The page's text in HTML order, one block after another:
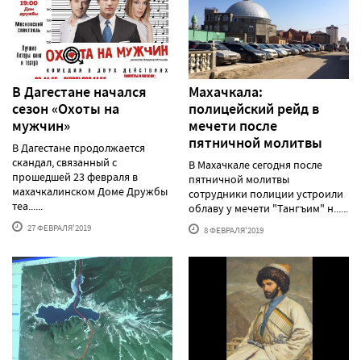
В Дагестане начался
сезон «Охоты на
мужчин»
В Дагестане продолжается
скандал, связанный с
прошедшей 23 февраля в
махачкалинском Доме Дружбы
теа......
27 ФЕВРАЛЯ'2019
Махачкала:
полицейский рейд в
мечети после
пятничной молитвы
В Махачкале сегодня после
пятничной молитвы
сотрудники полиции устроили
облаву у мечети "Тангъим" н......
8 ФЕВРАЛЯ'2019